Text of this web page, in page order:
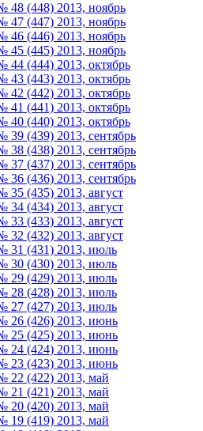
48 (448) 2013, ноябрь
47 (447) 2013, ноябрь
46 (446) 2013, ноябрь
45 (445) 2013, ноябрь
44 (444) 2013, октябрь
43 (443) 2013, октябрь
42 (442) 2013, октябрь
41 (441) 2013, октябрь
40 (440) 2013, октябрь
39 (439) 2013, сентябрь
38 (438) 2013, сентябрь
37 (437) 2013, сентябрь
36 (436) 2013, сентябрь
35 (435) 2013, август
34 (434) 2013, август
33 (433) 2013, август
32 (432) 2013, август
31 (431) 2013, июль
30 (430) 2013, июль
29 (429) 2013, июль
28 (428) 2013, июль
27 (427) 2013, июль
26 (426) 2013, июнь
25 (425) 2013, июнь
24 (424) 2013, июнь
23 (423) 2013, июнь
22 (422) 2013, май
21 (421) 2013, май
20 (420) 2013, май
19 (419) 2013, май